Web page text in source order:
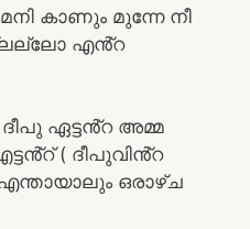
കാണും മുന്നേ നീ
എൻ്റ
ദീപു ഏട്ടൻ്റ അമ്മ
( ദീപുവിൻ്റ
ഒരാഴ്ച